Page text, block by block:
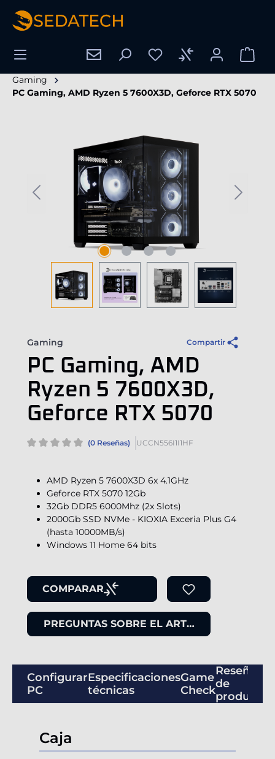
principal
Gaming
PC Gaming, AMD Ryzen 5 7600X3D, Geforce RTX 5070
Gaming Compartir
PC Gaming, AMD
Ryzen 5 7600X3D,
Geforce RTX 5070
(0 Reseñas) UCCN556I1I1HF
AMD Ryzen 5 7600X3D 6x 4.1GHz
Geforce RTX 5070 12Gb
32Gb DDR5 6000Mhz (2x Slots)
2000Gb SSD NVMe - KIOXIA Exceria Plus G4
(hasta 10000MB/s)
Windows 11 Home 64 bits
COMPARAR
PREGUNTAS SOBRE EL ARTÍCULO
Configurar
PC
Especificaciones
técnicas
Game
Check
Reseñas
de
productos
Caja